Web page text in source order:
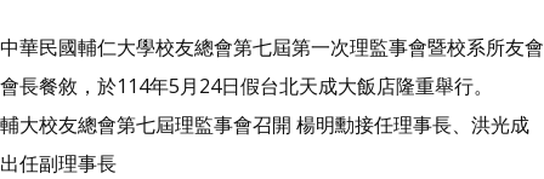
中華民國輔仁大學校友總會第七屆第一次理監事會暨校系所友會
會長餐敘，於114年5月24日假台北天成大飯店隆重舉行。
輔大校友總會第七屆理監事會召開 楊明勳接任理事長、洪光成
出任副理事長